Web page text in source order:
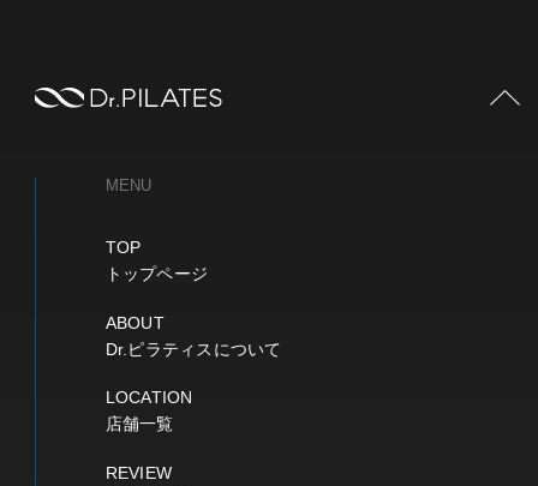
MENU
TOP
トップページ
ABOUT
Dr.ピラティスについて
LOCATION
店舗一覧
REVIEW